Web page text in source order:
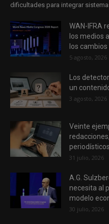
dificultades para integrar
WAN-IFRA
los medios
los
5 agosto, 2026
Los
un
3 agosto, 2026
Veinte
periodísticos
31 julio, 2026
A.G.
necesita al
modelo
30 julio, 2026